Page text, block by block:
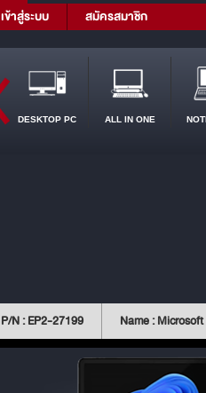
เข้าสู่ระบบ สมัครสมาชิก
DESKTOP PC ALL IN ONE
P/N : EP2-27199 Name :